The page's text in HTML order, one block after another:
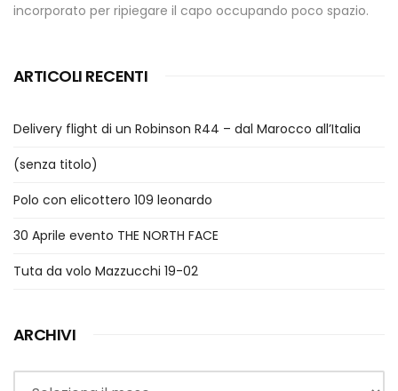
incorporato per ripiegare il capo occupando poco spazio.
ARTICOLI RECENTI
Delivery flight di un Robinson R44 – dal Marocco all’Italia
(senza titolo)
Polo con elicottero 109 leonardo
30 Aprile evento THE NORTH FACE
Tuta da volo Mazzucchi 19-02
ARCHIVI
Archivi